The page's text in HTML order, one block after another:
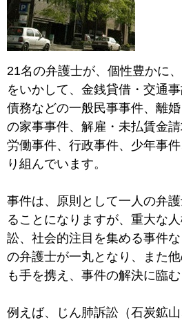
21名の弁護士が、個性豊かに
をいかして、金銭貸借・交通
債務などの一般民事事件、離
の家事事件、解雇・未払賃金
労働事件、行政事件、少年事
り組んでいます。
事件は、原則として一人の弁
ることになりますが、重大な
訟、社会的注目を集める事件
の弁護士が一丸となり、また
も手を携え、事件の解決に臨む
例えば、じん肺訴訟（石炭鉱